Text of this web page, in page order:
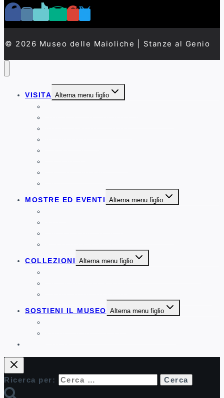
© 2026 Museo delle Maioliche | Stanze al Genio
VISITA Alterna menu figlio
MOSTRE ED EVENTI Alterna menu figlio
COLLEZIONI Alterna menu figlio
SOSTIENI IL MUSEO Alterna menu figlio
Ricerca per: